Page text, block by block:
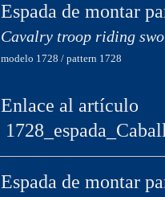
Espada de montar
Cavalry troop riding
modelo 1728 / pattern 1728
Enlace al artículo
Espada de montar